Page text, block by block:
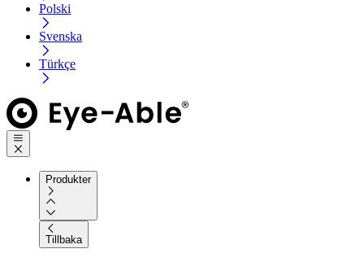
Polski
Svenska
Türkçe
Produkter
Tillbaka